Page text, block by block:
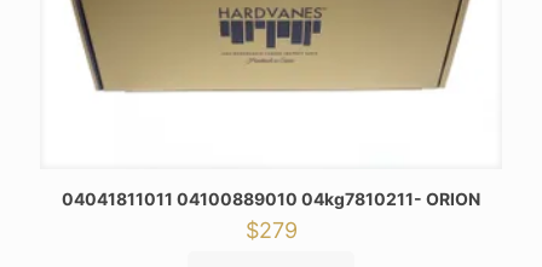
04041811011 04100889010 04kg7810211- ORION
$279